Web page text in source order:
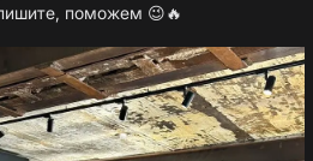
поможем 😉🔥